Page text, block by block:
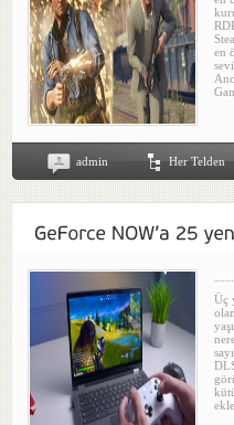
en
admin Her Telden
Üç